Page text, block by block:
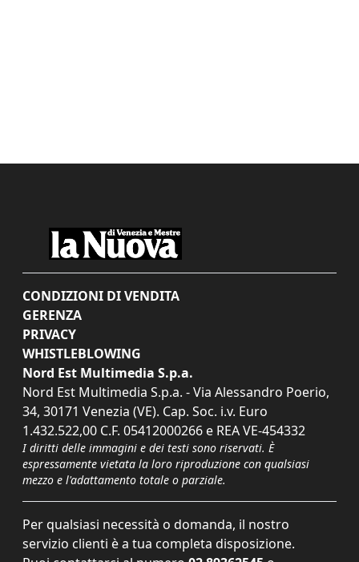
CONDIZIONI DI VENDITA
GERENZA
PRIVACY
WHISTLEBLOWING
Nord Est Multimedia S.p.a.
Nord Est Multimedia S.p.a. - Via Alessandro Poerio,
34, 30171 Venezia (VE). Cap. Soc. i.v. Euro
1.432.522,00 C.F. 05412000266 e REA VE-454332
I diritti delle immagini e dei testi sono riservati. È
espressamente vietata la loro riproduzione con qualsiasi
mezzo e l'adattamento totale o parziale.
Per qualsiasi necessità o domanda, il nostro
servizio clienti è a tua completa disposizione.